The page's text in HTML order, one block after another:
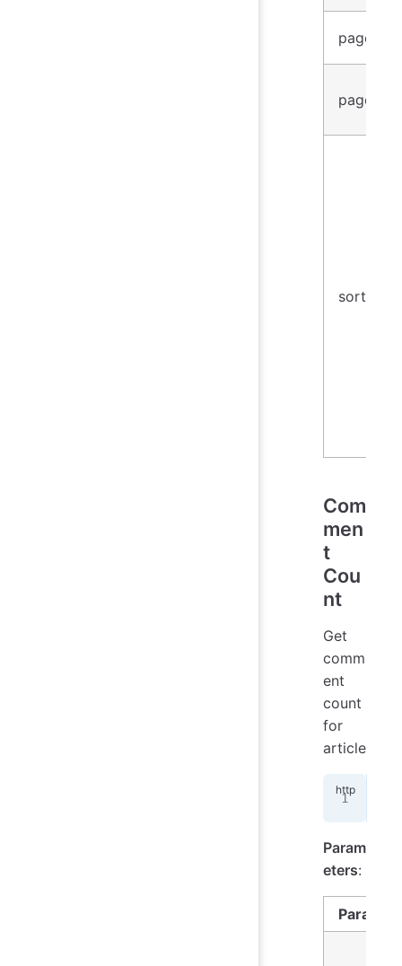
page
pageSize
sortBy
Com
men
t
Cou
nt
Get
comm
ent
count
for
article
Param
eters: